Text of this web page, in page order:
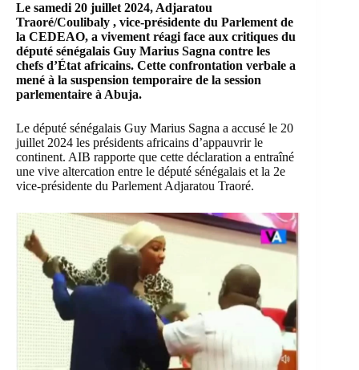
Le samedi 20 juillet 2024, Adjaratou
Traoré/Coulibaly , vice-présidente du Parlement de
la CEDEAO, a vivement réagi face aux critiques du
député sénégalais Guy Marius Sagna contre les
chefs d’État africains. Cette confrontation verbale a
mené à la suspension temporaire de la session
parlementaire à Abuja.
Le député sénégalais Guy Marius Sagna a accusé le 20
juillet 2024 les présidents africains d’appauvrir le
continent. AIB rapporte que cette déclaration a entraîné
une vive altercation entre le député sénégalais et la 2e
vice-présidente du Parlement Adjaratou Traoré.